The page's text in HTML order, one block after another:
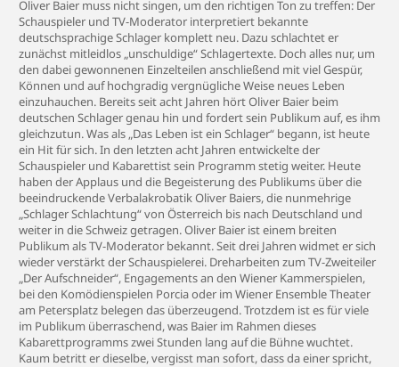
Oliver Baier muss nicht singen, um den richtigen Ton zu treffen: Der
Schauspieler und TV-Moderator interpretiert bekannte
deutschsprachige Schlager komplett neu. Dazu schlachtet er
zunächst mitleidlos „unschuldige“ Schlagertexte. Doch alles nur, um
den dabei gewonnenen Einzelteilen anschließend mit viel Gespür,
Können und auf hochgradig vergnügliche Weise neues Leben
einzuhauchen. Bereits seit acht Jahren hört Oliver Baier beim
deutschen Schlager genau hin und fordert sein Publikum auf, es ihm
gleichzutun. Was als „Das Leben ist ein Schlager“ begann, ist heute
ein Hit für sich. In den letzten acht Jahren entwickelte der
Schauspieler und Kabarettist sein Programm stetig weiter. Heute
haben der Applaus und die Begeisterung des Publikums über die
beeindruckende Verbalakrobatik Oliver Baiers, die nunmehrige
„Schlager Schlachtung“ von Österreich bis nach Deutschland und
weiter in die Schweiz getragen. Oliver Baier ist einem breiten
Publikum als TV-Moderator bekannt. Seit drei Jahren widmet er sich
wieder verstärkt der Schauspielerei. Dreharbeiten zum TV-Zweiteiler
„Der Aufschneider“, Engagements an den Wiener Kammerspielen,
bei den Komödienspielen Porcia oder im Wiener Ensemble Theater
am Petersplatz belegen das überzeugend. Trotzdem ist es für viele
im Publikum überraschend, was Baier im Rahmen dieses
Kabarettprogramms zwei Stunden lang auf die Bühne wuchtet.
Kaum betritt er dieselbe, vergisst man sofort, dass da einer spricht,